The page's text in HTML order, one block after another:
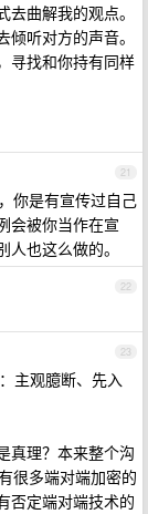
曲解我的观点。
听对方的声音。
寻找和你持有同样
21
你是有宣传过自己
会被你当作在宣
也这么做的。
22
23
主观臆断、先入
真理？本来整个沟
很多端对端加密的
否定端对端技术的